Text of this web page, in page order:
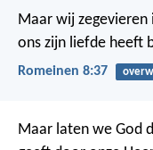
Maar wij zegevieren
ons zijn liefde heeft
Romeinen 8:37
Maar laten we God